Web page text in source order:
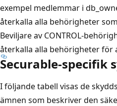
exempel medlemmar i
återkalla alla behörigheter
Beviljare av CONTROL-
återkalla alla behörigheter för
Securable-specifik
I följande tabell visas de
ämnen som beskriver den